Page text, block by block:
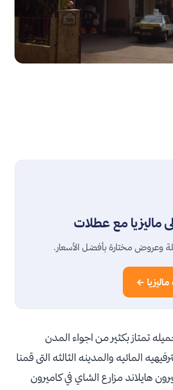
ماليزيا مع عطلات
وعروض مختارة بأفضل الأسعار.
←
تمتاز بكثير من اجواء المدن
المائيه والمدينه الثالثه التى قمنا
هايلاند مزارع الشاي في كاميرون